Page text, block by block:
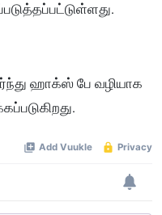
ஹாக்ஸ் பே வழியாக